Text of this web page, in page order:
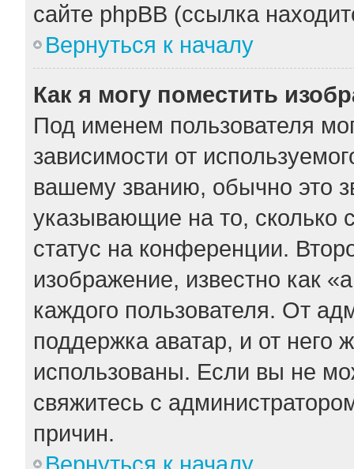
сайте phpBB (ссылка
Вернуться к началу
Как я могу поместить
Под именем пользователя
зависимости от
вашему званию, обычно это
указывающие на то,
статус на конференции.
изображение, известно как
каждого пользователя. От
поддержка аватар, и от него
использованы. Если вы не
свяжитесь с
причин.